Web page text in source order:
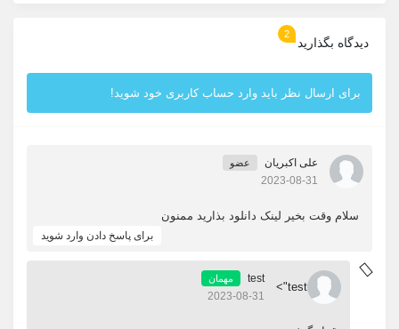
دیدگاه بگذارید
2
برای ارسال نظر باید وارد حساب کاربری خود شوید!
علی اکبریان عضو
2023-08-31
سلام وقت بخیر لینک دانلود بذارید ممنون
برای پاسخ دادن وارد شوید
test">
test مهمان
2023-08-31